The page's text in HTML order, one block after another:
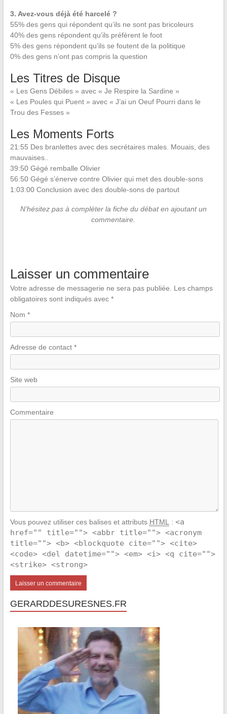
3. Avez-vous déjà été harcelé ?
55% des gens qui répondent qu’ils ne sont pas bricoleurs
40% des gens répondent qu’ils préfèrent le foot
5% des gens répondent qu’ils se foutent de la politique
0% des gens n’ont pas compris la question
Les Titres de Disque
« Les Gens Débiles » avec « Je Respire la Sardine »
« Les Poules qui Puent » avec « J’ai un Oeuf Pourri dans le
Trou des Fesses »
Les Moments Forts
21:55 Des branlettes avec des secrétaires males. Mouais, des
mauvaises..
39:50 Gégé remballe Olivier
56:50 Gégé s’énerve contre Olivier qui met des double-sons
1:03:00 Conclusion avec des double-sons de partout
N’hésitez pas à compléter la fiche du débat en ajoutant un
commentaire.
Laisser un commentaire
Votre adresse de messagerie ne sera pas publiée.
Les champs
obligatoires sont indiqués avec *
Nom *
Adresse de contact *
Site web
Commentaire
Vous pouvez utiliser ces balises et attributs HTML : <a
href="" title=""> <abbr title=""> <acronym
title=""> <b> <blockquote cite=""> <cite>
<code> <del datetime=""> <em> <i> <q cite="">
<strike> <strong>
GERARDDESURESNES.FR